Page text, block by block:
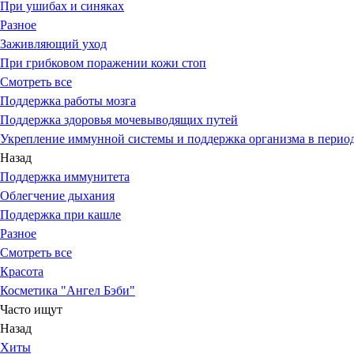
При ушибах и синяках
Разное
Заживляющий уход
При грибковом поражении кожи стоп
Смотреть все
Поддержка работы мозга
Поддержка здоровья мочевыводящих путей
Укрепление иммунной системы и поддержка организма в
Назад
Поддержка иммунитета
Облегчение дыхания
Поддержка при кашле
Разное
Смотреть все
Красота
Косметика "Ангел Бэби"
Часто ищут
Назад
Хиты